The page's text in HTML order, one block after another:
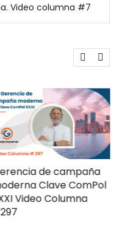
Video columna #7
de campaña
Clave ComPol
Columna